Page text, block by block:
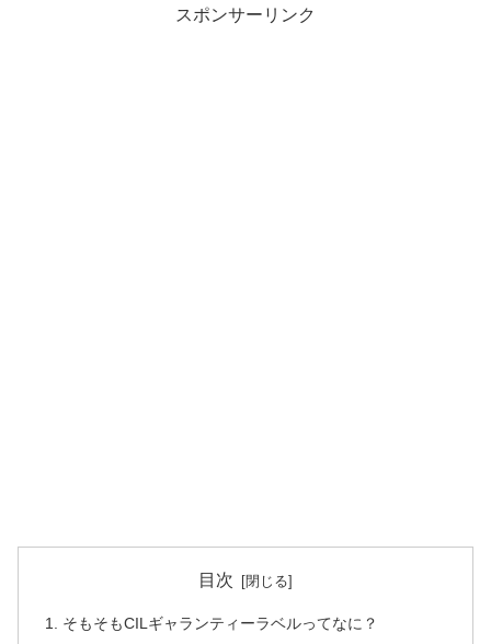
スポンサーリンク
目次
そもそもCILギャランティーラベルってなに？